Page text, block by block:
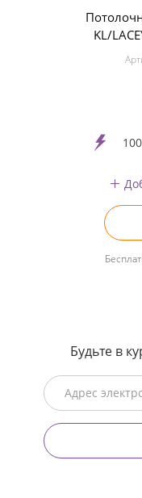
KL/
Будьте в